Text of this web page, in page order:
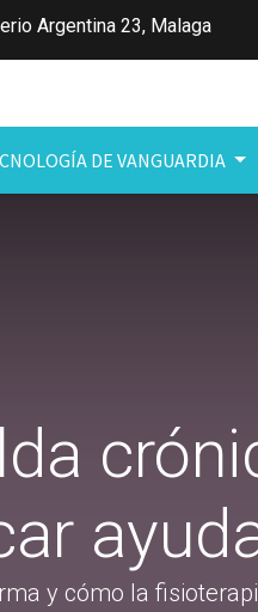
Argentina 23, Malaga
DE VANGUARDIA
y cómo la